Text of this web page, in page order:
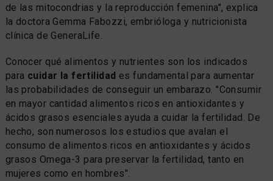
de las mitocondrias y la reproducción femenina", explica
la doctora Gemma Fabozzi, embrióloga y nutricionista
clínica de GeneraLife.
Conocer qué alimentos y nutrientes son los indicados
para cuidar la fertilidad es fundamental para aumentar
las probabilidades de conseguir un embarazo. "Consumir
en mayor cantidad alimentos ricos en antioxidantes y
ácidos grasos esenciales ayuda a cuidar la fertilidad. De
hecho, son numerosos los estudios que avalan el
consumo de alimentos ricos en antioxidantes y ácidos
grasos Omega-3 para preservar la fertilidad, tanto en
mujeres como en hombres".